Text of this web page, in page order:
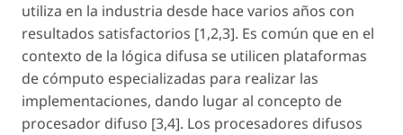
utiliza en la industria desde hace varios años con
resultados satisfactorios [1,2,3]. Es común que en el
contexto de la lógica difusa se utilicen plataformas
de cómputo especializadas para realizar las
implementaciones, dando lugar al concepto de
procesador difuso [3,4]. Los procesadores difusos